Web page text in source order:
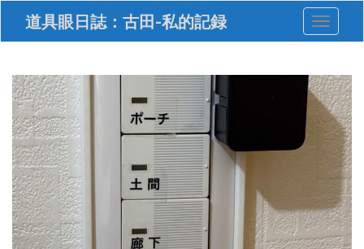
i
道具眼日誌：古田-私的記録 Toggle